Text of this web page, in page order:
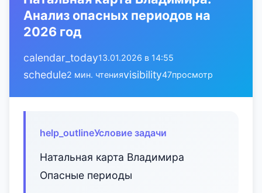
Анализ опасных периодов на
2026 год
calendar_today13.01.2026 в 14:55
schedule2 мин. чтенияvisibility47просмотр
help_outlineУсловие задачи
Натальная карта Владимира
Опасные периоды